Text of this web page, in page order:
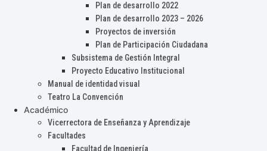
Plan de desarrollo 2022
Plan de desarrollo 2023 – 2026
Proyectos de inversión
Plan de Participación Ciudadana
Subsistema de Gestión Integral
Proyecto Educativo Institucional
Manual de identidad visual
Teatro La Convención
Académico
Vicerrectora de Enseñanza y Aprendizaje
Facultades
Facultad de Ingeniería